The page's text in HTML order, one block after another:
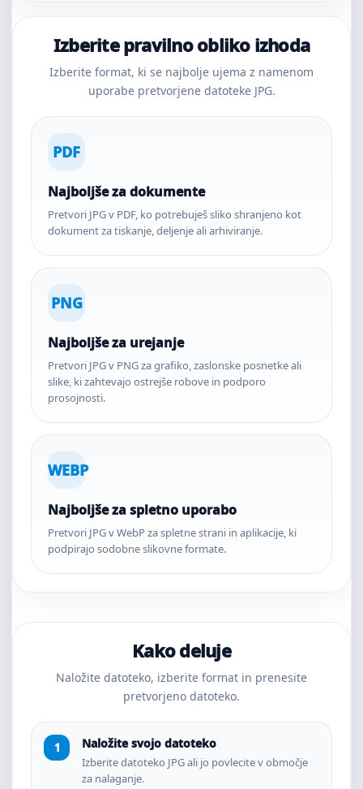
Izberite pravilno obliko izhoda
Izberite format, ki se najbolje ujema z namenom
uporabe pretvorjene datoteke JPG.
PDF
Najboljše za dokumente
Pretvori JPG v PDF, ko potrebuješ sliko shranjeno kot
dokument za tiskanje, deljenje ali arhiviranje.
PNG
Najboljše za urejanje
Pretvori JPG v PNG za grafiko, zaslonske posnetke ali
slike, ki zahtevajo ostrejše robove in podporo
prosojnosti.
WEBP
Najboljše za spletno uporabo
Pretvori JPG v WebP za spletne strani in aplikacije, ki
podpirajo sodobne slikovne formate.
Kako deluje
Naložite datoteko, izberite format in prenesite
pretvorjeno datoteko.
Naložite svojo datoteko
Izberite datoteko JPG ali jo povlecite v območje
za nalaganje.